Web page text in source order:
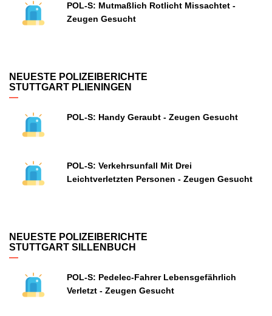
POL-S: Mutmaßlich Rotlicht Missachtet -
Zeugen Gesucht
NEUESTE POLIZEIBERICHTE
STUTTGART PLIENINGEN
POL-S: Handy Geraubt - Zeugen Gesucht
POL-S: Verkehrsunfall Mit Drei
Leichtverletzten Personen - Zeugen Gesucht
NEUESTE POLIZEIBERICHTE
STUTTGART SILLENBUCH
POL-S: Pedelec-Fahrer Lebensgefährlich
Verletzt - Zeugen Gesucht